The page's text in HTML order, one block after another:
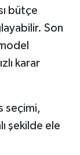
bütçe
Son
karar
seçimi,
şekilde ele